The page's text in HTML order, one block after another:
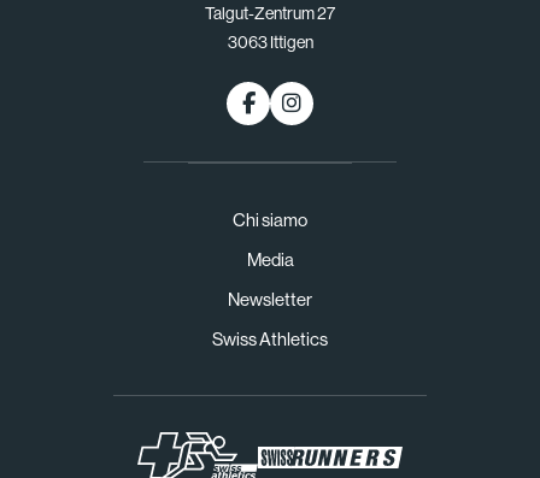
Chi siamo
Media
Newsletter
Swiss Athletics
Talgut-Zentrum 27
3063 Ittigen